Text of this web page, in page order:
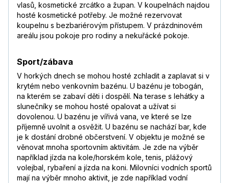
vlasů, kosmetické zrcátko a župan. V koupelnách najdou
hosté kosmetické potřeby. Je možné rezervovat
koupelnu s bezbariérovým přístupem. V prázdninovém
areálu jsou pokoje pro rodiny a nekuřácké pokoje.
Sport/zábava
V horkých dnech se mohou hosté zchladit a zaplavat si v
krytém nebo venkovním bazénu. U bazénu je tobogán,
na kterém se zabaví děti i dospělí. Na terase s lehátky a
slunečníky se mohou hosté opalovat a užívat si
dovolenou. U bazénu je vířivá vana, ve které se lze
příjemně uvolnit a osvěžit. U bazénu se nachází bar, kde
je k dostání drobné občerstvení. V objektu je možné se
věnovat mnoha sportovním aktivitám. Je zde na výběr
například jízda na kole/horském kole, tenis, plážový
volejbal, rybaření a jízda na koni. Milovníci vodních sportů
mají na výběr mnoho aktivit, je zde například vodní